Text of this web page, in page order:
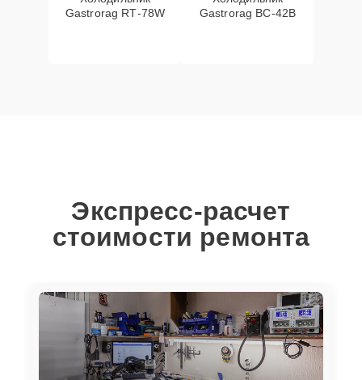
Gastrorag RT‑78W
Gastrorag BC‑42B
Экспресс-расчет
стоимости ремонта